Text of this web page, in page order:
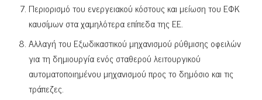
Περιορισμό του ενεργειακού κόστους και μείωση του ΕΦΚ
καυσίμων στα χαμηλότερα επίπεδα της ΕΕ.
Αλλαγή του Εξωδικαστικού μηχανισμού ρύθμισης οφειλών
για τη δημιουργία ενός σταθερού λειτουργικού
αυτοματοποιημένου μηχανισμού προς το δημόσιο και τις
τράπεζες.